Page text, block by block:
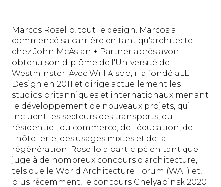
Marcos Rosello, tout le design. Marcos a
commencé sa carrière en tant qu'architecte
chez John McAslan + Partner après avoir
obtenu son diplôme de l'Université de
Westminster. Avec Will Alsop, il a fondé aLL
Design en 2011 et dirige actuellement les
studios britanniques et internationaux menant
le développement de nouveaux projets, qui
incluent les secteurs des transports, du
résidentiel, du commerce, de l'éducation, de
l'hôtellerie, des usages mixtes et de la
régénération. Rosello a participé en tant que
juge à de nombreux concours d'architecture,
tels que le World Architecture Forum (WAF) et,
plus récemment, le concours Chelyabinsk 2020